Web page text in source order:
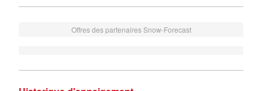
Offres des partenaires Snow-Forecast